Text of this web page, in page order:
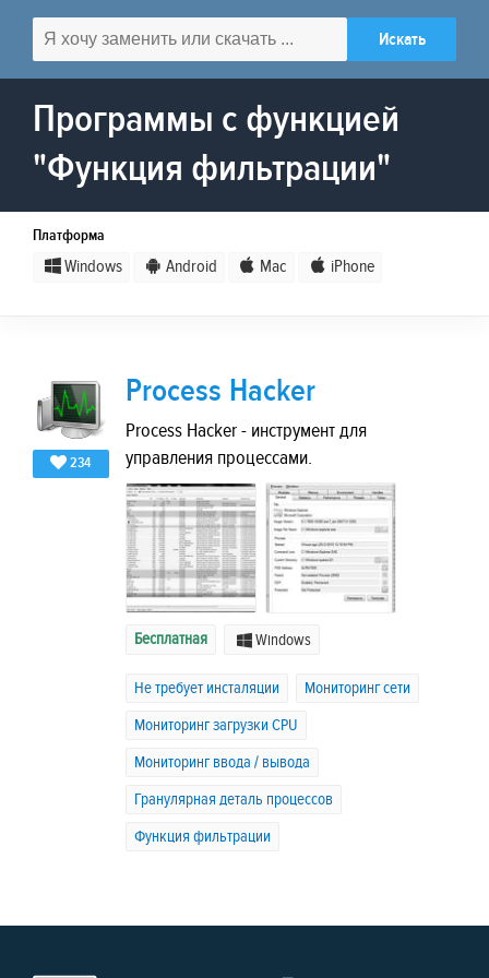
Программы с функцией
"Функция фильтрации"
Платформа
Windows Android Mac iPhone
234
Process Hacker
Process Hacker - инструмент для
управления процессами.
Бесплатная Windows
Не требует инсталяции
Мониторинг сети
Мониторинг загрузки CPU
Мониторинг ввода / вывода
Гранулярная деталь процессов
Функция фильтрации